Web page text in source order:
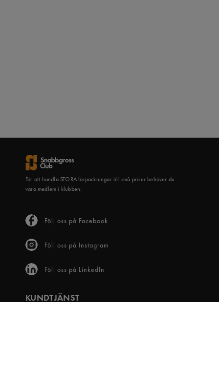
För att handla STORA förpackningar till små priser behöver du
vara medlem i klubben.
Följ oss på Facebook
Följ oss på Instagram
Följ oss på LinkedIn
KUNDTJÄNST